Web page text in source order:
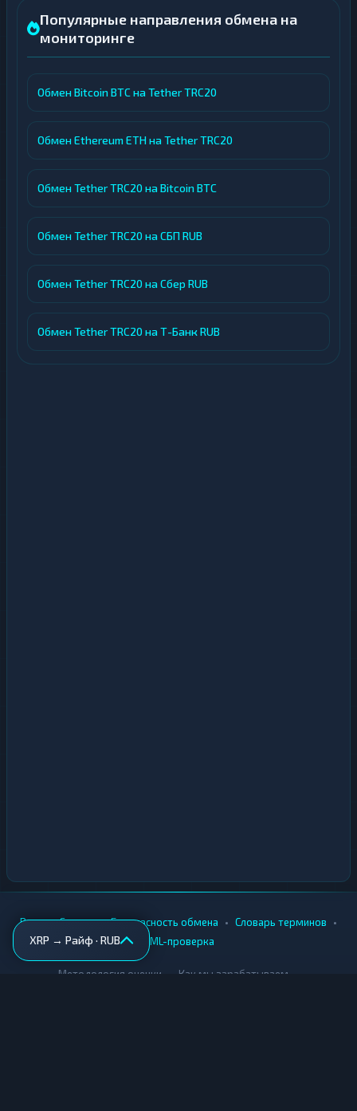
Популярные направления обмена на
мониторинге
Обмен Bitcoin BTC на Tether TRC20
Обмен Ethereum ETH на Tether TRC20
Обмен Tether TRC20 на Bitcoin BTC
Обмен Tether TRC20 на СБП RUB
Обмен Tether TRC20 на Сбер RUB
Обмен Tether TRC20 на Т-Банк RUB
XRP → Райф · RUB
Вики • Города • Безопасность обмена • Словарь терминов •
AML-проверка
Методология оценки Как мы зарабатываем